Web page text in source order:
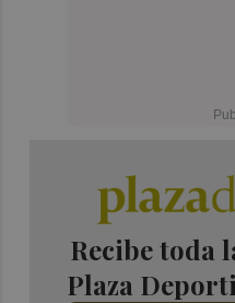
Recibe toda
Plaza